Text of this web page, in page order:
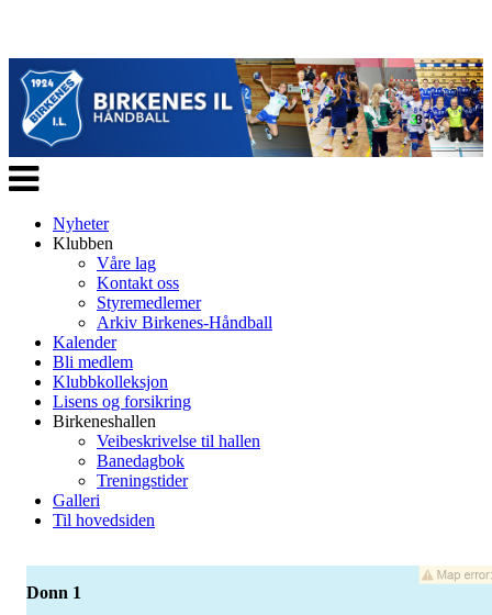
Veksle
navigasjon
Nyheter
Klubben
Våre lag
Kontakt oss
Styremedlemer
Arkiv Birkenes-Håndball
Kalender
Bli medlem
Klubbkolleksjon
Lisens og forsikring
Birkeneshallen
Veibeskrivelse til hallen
Banedagbok
Treningstider
Galleri
Til hovedsiden
Donn 1